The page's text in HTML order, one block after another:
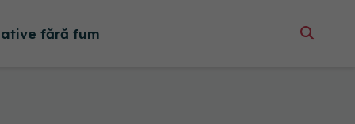
fără fum